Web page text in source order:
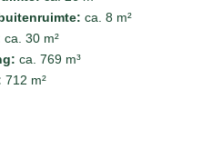
ca. 8 m²
ca. 30 m²
ca. 769 m³
712 m²